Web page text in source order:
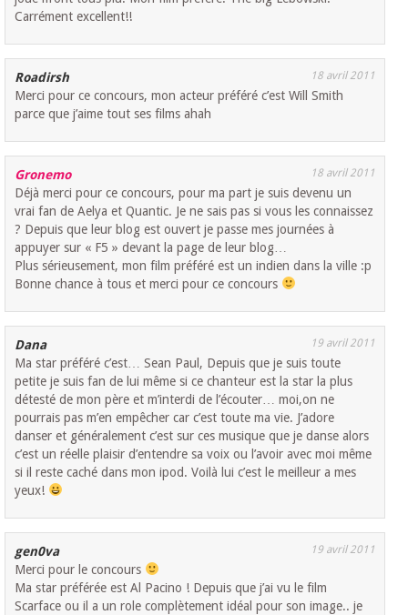
Carrément excellent!!
Roadirsh 18 avril 2011
Merci pour ce concours, mon acteur préféré c’est Will Smith
parce que j’aime tout ses films ahah
Gronemo 18 avril 2011
Déjà merci pour ce concours, pour ma part je suis devenu un
vrai fan de Aelya et Quantic. Je ne sais pas si vous les connaissez
? Depuis que leur blog est ouvert je passe mes journées à
appuyer sur « F5 » devant la page de leur blog…
Plus sérieusement, mon film préféré est un indien dans la ville :p
Bonne chance à tous et merci pour ce concours
Dana 19 avril 2011
Ma star préféré c’est… Sean Paul, Depuis que je suis toute
petite je suis fan de lui même si ce chanteur est la star la plus
détesté de mon père et m’interdi de l’écouter… moi,on ne
pourrais pas m’en empêcher car c’est toute ma vie. J’adore
danser et généralement c’est sur ces musique que je danse alors
c’est un réelle plaisir d’entendre sa voix ou l’avoir avec moi même
si il reste caché dans mon ipod. Voilà lui c’est le meilleur a mes
yeux!
gen0va 19 avril 2011
Merci pour le concours
Ma star préférée est Al Pacino ! Depuis que j’ai vu le film
Scarface ou il a un role complètement idéal pour son image.. je